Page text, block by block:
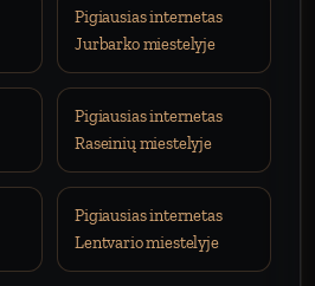
Pigiausias internetas
Jurbarko miestelyje
Pigiausias internetas
Raseinių miestelyje
Pigiausias internetas
Lentvario miestelyje